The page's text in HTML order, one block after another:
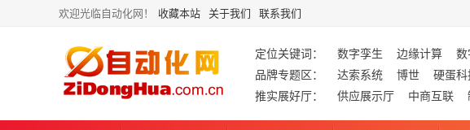
欢迎光临自动化网！ 收藏本站 关于我们 联系我们
定位关键词： 数字孪生 边缘计算 数
品牌专题区：
达索系统 博世 硬蛋科
推实展好厅：
供应展示厅 中商互联